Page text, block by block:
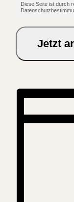
Diese Seite ist durch
Jetzt